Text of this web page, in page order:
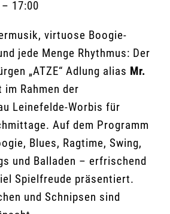
– 17:00
virtuose Boogie-
jede Menge Rhythmus: Der
„ATZE“ Adlung alias Mr.
im Rahmen der
Leinefelde-Worbis für
Auf dem Programm
Blues, Ragtime, Swing,
und Balladen – erfrischend
Spielfreude präsentiert.
und Schnipsen sind